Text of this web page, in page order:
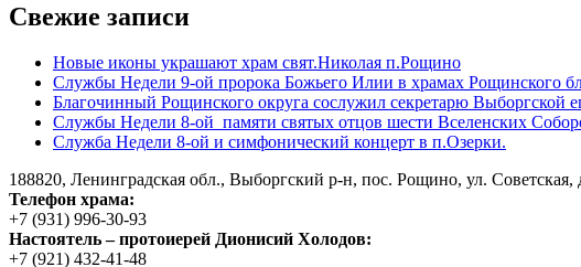
Свежие записи
Новые иконы украшают храм свят.Николая п.Рощино
Службы Недели 9-ой пророка Божьего Илии в храмах Рощинского
Благочинный Рощинского округа сослужил секретарю Выборгской
Службы Недели 8-ой памяти святых отцов шести Вселенских
Служба Недели 8-ой и симфонический концерт в п.Озерки.
188820, Ленинградская обл., Выборгский р-н, пос. Рощино, ул. Советская,
Телефон храма:
+7 (931) 996-30-93
Настоятель – протоиерей Дионисий Холодов:
+7 (921) 432-41-48